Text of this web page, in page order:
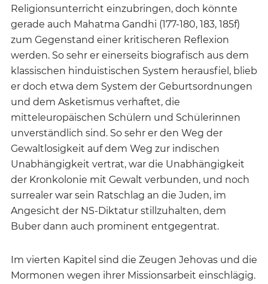
Religionsunterricht einzubringen, doch könnte
gerade auch Mahatma Gandhi (177-180, 183, 185f)
zum Gegenstand einer kritischeren Reflexion
werden. So sehr er einerseits biografisch aus dem
klassischen hinduistischen System herausfiel, blieb
er doch etwa dem System der Geburtsordnungen
und dem Asketismus verhaftet, die
mitteleuropäischen Schülern und Schülerinnen
unverständlich sind. So sehr er den Weg der
Gewaltlosigkeit auf dem Weg zur indischen
Unabhängigkeit vertrat, war die Unabhängigkeit
der Kronkolonie mit Gewalt verbunden, und noch
surrealer war sein Ratschlag an die Juden, im
Angesicht der NS-Diktatur stillzuhalten, dem
Buber dann auch prominent entgegentrat.
Im vierten Kapitel sind die Zeugen Jehovas und die
Mormonen wegen ihrer Missionsarbeit einschlägig.